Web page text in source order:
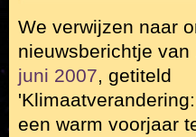
We verwijzen naar
nieuwsberichtje van
juni 2007, getiteld
een warm voorjaar